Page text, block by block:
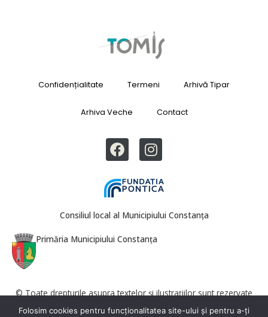
Confidențialitate Termeni Arhivă Tipar
Arhiva Veche Contact
Consiliul local al Municipiului Constanța
Primăria Municipiului Constanța
© Toate drepturile asupra textelor și ilustrațiilor sunt rezervate
Revista Tomis. Reproducerea totală sau parțială este interzisă fără
Folosim cookies pentru funcționalitatea site-ului și pentru a-ți